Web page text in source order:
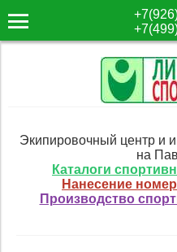
Экипировочный центр и
на
Каталоги
Нанесение
Производство